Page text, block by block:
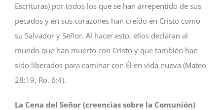
Escrituras) por todos los que se han arrepentido de sus
pecados y en sus corazones han creído en Cristo como
su Salvador y Señor. Al hacer esto, ellos declaran al
mundo que han muerto con Cristo y que también han
sido liberados para caminar con Él en vida nueva (Mateo
28:19, Ro. 6:4).
La Cena del Señor (creencias sobre la Comunión)